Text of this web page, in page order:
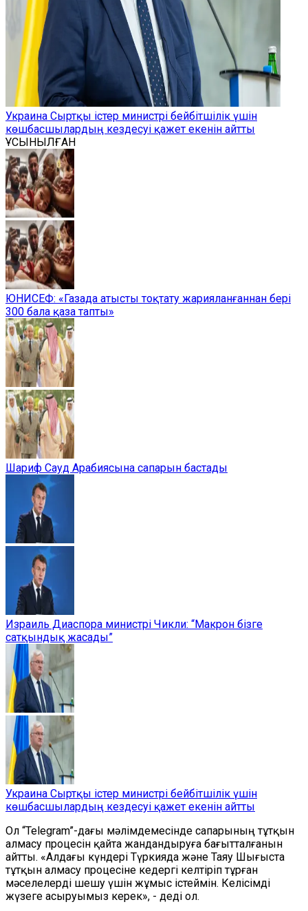
Украина Сыртқы істер министрі бейбітшілік үшін
көшбасшылардың кездесуі қажет екенін айтты
ҰСЫНЫЛҒАН
ЮНИСЕФ: «Газада атысты тоқтату жарияланғаннан бері
300 бала қаза тапты»
Шариф Сауд Арабиясына сапарын бастады
Израиль Диаспора министрі Чикли: “Макрон бізге
сатқындық жасады”
Украина Сыртқы істер министрі бейбітшілік үшін
көшбасшылардың кездесуі қажет екенін айтты
Ол “Telegram”-дағы мәлімдемесінде сапарының тұтқын
алмасу процесін қайта жандандыруға бағытталғанын
айтты. «Алдағы күндері Түркияда және Таяу Шығыста
тұтқын алмасу процесіне кедергі келтіріп тұрған
мәселелерді шешу үшін жұмыс істеймін. Келісімді
жүзеге асыруымыз керек», - деді ол.